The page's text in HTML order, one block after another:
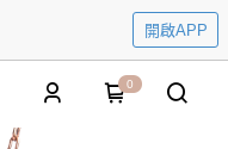
開啟APP
0